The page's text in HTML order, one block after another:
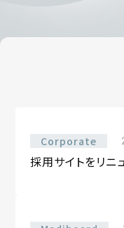
Corporate
採用サイトをリニ